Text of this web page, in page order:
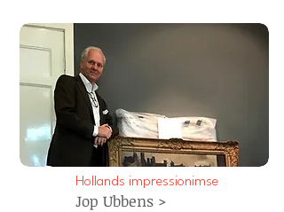
Hollands impressionimse
Jop Ubbens >